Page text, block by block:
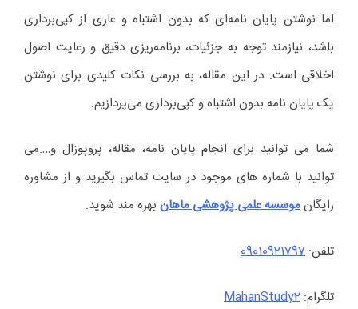
اما نوشتن پایان نامه‌ای که بدون اشتباه و عاری از کپی‌برداری
باشد، نیازمند توجه به جزئیات، برنامه‌ریزی دقیق و رعایت اصول
اخلاقی است. در این مقاله، به بررسی نکات کلیدی برای نوشتن
یک پایان نامه بدون اشتباه و کپی‌برداری می‌پردازیم.
شما می توانید برای انجام پایان نامه، مقاله، پروپوزال و….می
توانید با شماره های موجود در سایت تماس بگیرید و از مشاوره
رایگانموسسه علمی پژوهشی ماهان بهره مند شوید.
تلفن: 09010921797
تلگرام: MahanStudy2